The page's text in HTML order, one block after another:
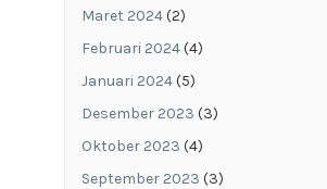
Maret 2024(2)
Februari 2024(4)
Januari 2024(5)
Desember 2023 (3)
Oktober 2023 (4)
September 2023 (3)